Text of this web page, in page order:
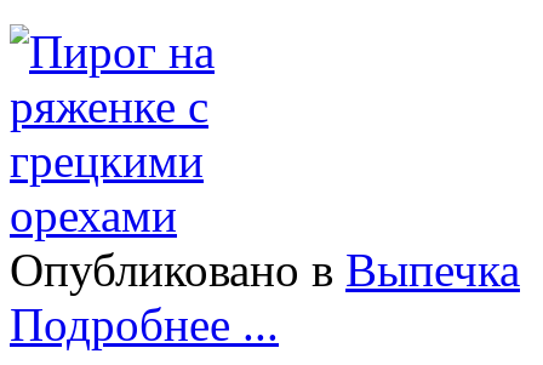
Опубликовано в Выпечка
Подробнее ...